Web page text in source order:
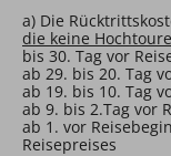
a) Die
die keine
bis 30. Tag vor
ab 29. bis 20. Tag
ab 19. bis 10. Tag
ab 9. bis 2.Tag vor
ab 1. vor
Reisepreises